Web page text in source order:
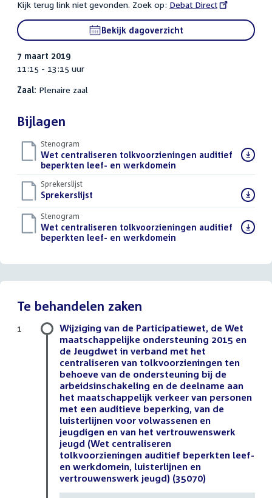
Kijk terug link niet gevonden. Zoek op: External
link:
Debat Direct
Bekijk dagoverzicht
7 maart 2019
11:15 - 13:15 uur
Zaal: Plenaire zaal
Bijlagen
Stenogram
Download
bestand:
Wet centraliseren tolkvoorzieningen auditief
beperkten leef- en werkdomein
Sprekerslijst
Download
bestand:
Sprekerslijst
Stenogram
Download
bestand:
Wet centraliseren tolkvoorzieningen auditief
beperkten leef- en werkdomein
Te behandelen zaken
Wijziging van de Participatiewet, de Wet
maatschappelijke ondersteuning 2015 en
de Jeugdwet in verband met het
centraliseren van tolkvoorzieningen ten
behoeve van de ondersteuning bij de
arbeidsinschakeling en de deelname aan
het maatschappelijk verkeer van personen
met een auditieve beperking, van de
luisterlijnen voor volwassenen en
jeugdigen en van het vertrouwenswerk
jeugd (Wet centraliseren
tolkvoorzieningen auditief beperkten leef-
en werkdomein, luisterlijnen en
vertrouwenswerk jeugd) (35070)
1